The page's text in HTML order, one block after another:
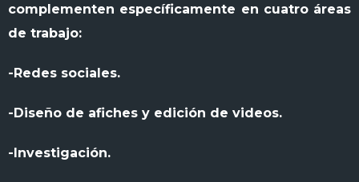
complementen específicamente en cuatro áreas
de trabajo:
-Redes sociales.
-Diseño de afiches y edición de videos.
-Investigación.